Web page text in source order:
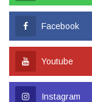
Facebook
Youtube
Instagram